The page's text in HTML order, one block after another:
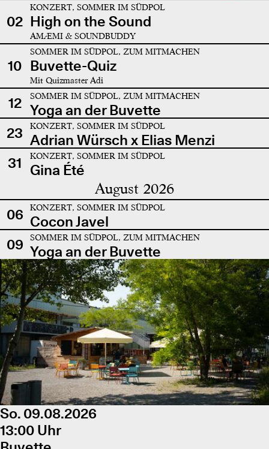
02
KONZERT, SOMMER IM SÜDPOL
High on the Sound
AMÆMI & SOUNDBUDDY
10
SOMMER IM SÜDPOL, ZUM MITMACHEN
Buvette-Quiz
Mit Quizmaster Adi
12 SOMMER IM SÜDPOL, ZUM MITMACHEN
Yoga an der Buvette
23
KONZERT, SOMMER IM SÜDPOL
Adrian Würsch x Elias Menzi
31
KONZERT, SOMMER IM SÜDPOL
Gina Été
August 2026
06 KONZERT, SOMMER IM SÜDPOL
Cocon Javel
09
SOMMER IM SÜDPOL, ZUM MITMACHEN
Yoga an der Buvette
So. 09.08.2026
13:00 Uhr